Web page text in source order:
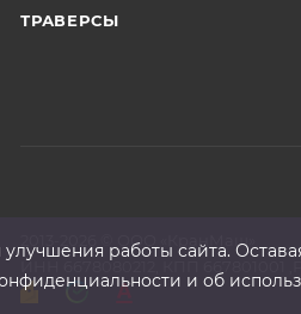
ТРАВЕРСЫ
ООО «КранМаш»
ИНН 6678080212, КПП 667801001
работы сайта.
и об